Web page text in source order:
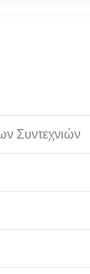
Συντεχνιών